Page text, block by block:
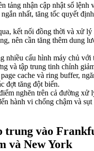
tảng nhận cập nhật sổ lệnh
nhất, tăng tốc quyết
kết nối đồng thời và xử lý
nên cần tăng thêm dung
nhiều cấu hình máy chủ với
và tập trung tinh chỉnh
cache và ring buffer,
đợt tăng đột biến.
nghẽn trên cả đường xử
hành vi chống chậm và
trung vào
và New York